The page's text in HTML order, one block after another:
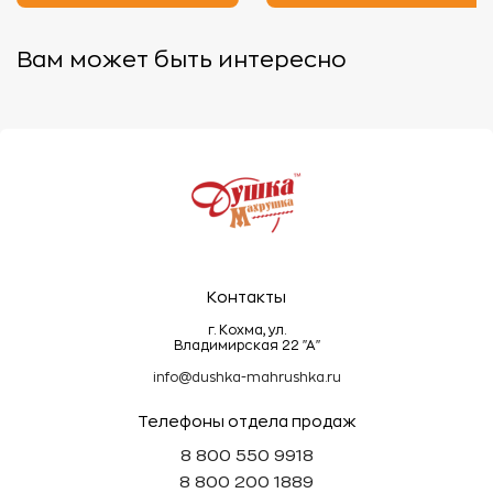
появления плесени.
Вам может быть интересно
Контакты
г. Кохма, ул.
Владимирская 22 "А"
info@dushka-mahrushka.ru
Телефоны отдела продаж
8 800 550 9918
8 800 200 1889